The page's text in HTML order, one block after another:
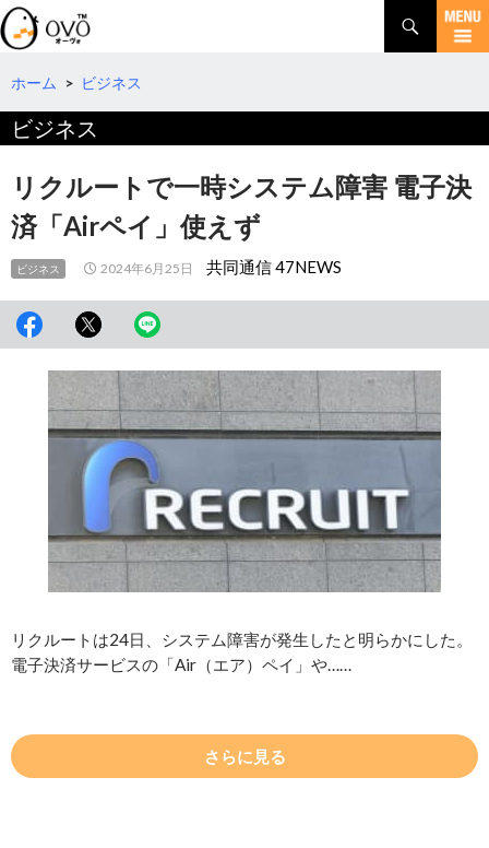
検
索
コ
テ
へ
ホーム > ビジネス
ビジネス
リクルートで一時システム障害 電子決
済「Airペイ」使えず
ビジネス 2024年6月25日 共同通信 47NEWS
リクルートは24日、システム障害が発生したと明らかにした。
電子決済サービスの「Air（エア）ペイ」や……
さらに見る